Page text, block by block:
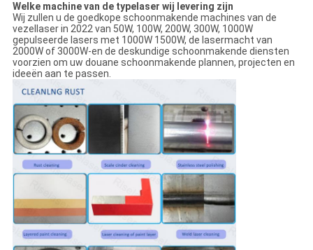
Welke machine van de typelaser wij levering zijn
Wij zullen u de goedkope schoonmakende machines van de
vezellaser in 2022 van 50W, 100W, 200W, 300W, 1000W
gepulseerde lasers met 1000W 1500W, de lasermacht van
2000W of 3000W-en de deskundige schoonmakende diensten
voorzien om uw douane schoonmakende plannen, projecten en
ideeën aan te passen.